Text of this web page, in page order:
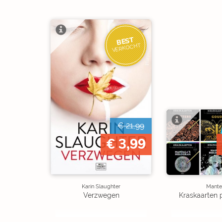
BEST
VERKOCHT
€ 21,99
€ 3,99
Karin Slaughter
Verzwegen Kraskaarten